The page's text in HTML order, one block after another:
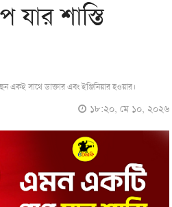
শাস্তি
একই সাথে ডাক্তার এবং ইঞ্জিনিয়ার হওয়ার।
১৮:২০, মে ১০, ২০২৬